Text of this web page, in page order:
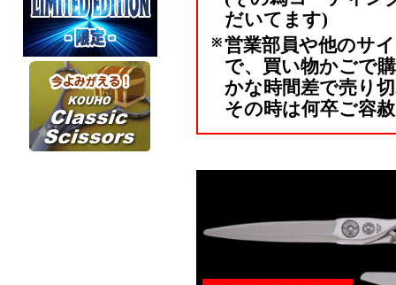
だいてます)
営業部員や他のサ
で、買い物かごで
かな時間差で売り
その時は何卒ご容